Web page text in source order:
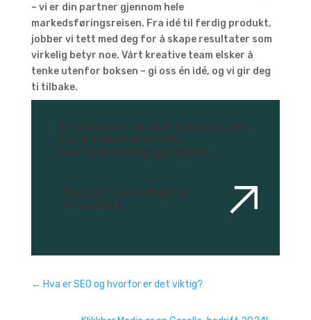
– vi er din partner gjennom hele
markedsføringsreisen. Fra idé til ferdig produkt,
jobber vi tett med deg for å skape resultater som
virkelig betyr noe. Vårt kreative team elsker å
tenke utenfor boksen – gi oss én idé, og vi gir deg
ti tilbake.
Vi er klare – er du? Kontakt oss
for å kickstarte ditt
markedsføringsprosjekt.
Kontakt oss i dag for
Snapchat.
← Hva er SEO og hvorfor er det viktig?